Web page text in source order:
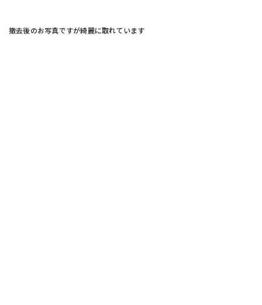
撤去後のお写真ですが綺麗に取れています